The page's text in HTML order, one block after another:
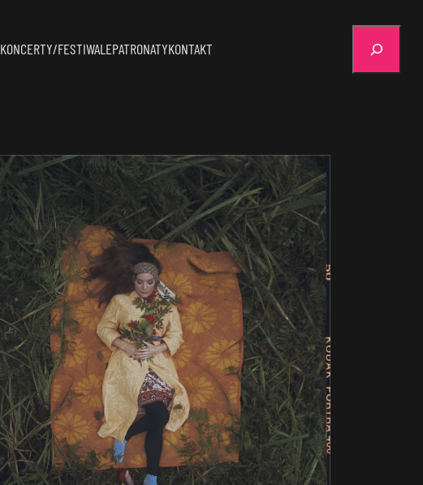
KONCERTY/FESTIWALEPATRONATYKONTAKT